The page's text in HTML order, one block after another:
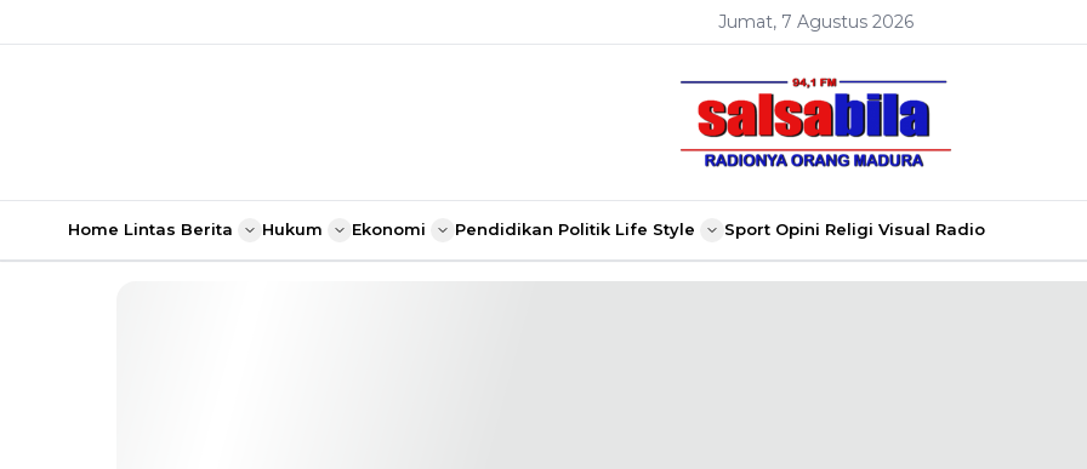
Jumat, 7 Agustus 2026
Home Lintas Berita Hukum Ekonomi Pendidikan Politik Life Style Sport Opini Religi Visual Radio